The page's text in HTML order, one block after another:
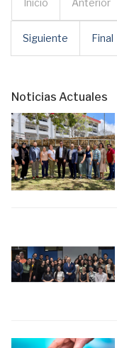
Inicio Anterior
Siguiente Final
Noticias Actuales